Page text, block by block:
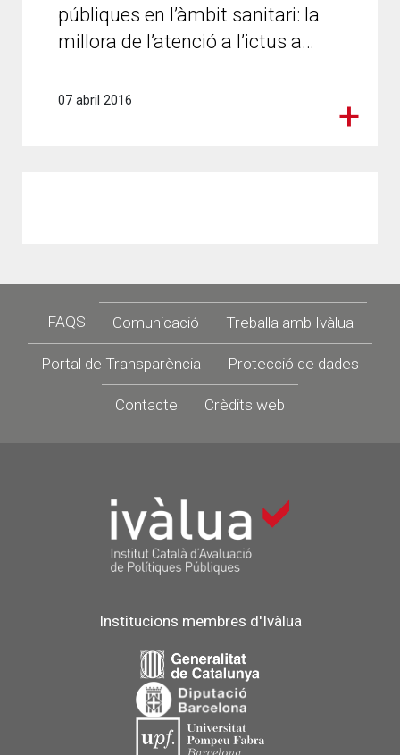
públiques en l’àmbit sanitari: la
millora de l’atenció a l’ictus a…
07 abril 2016
Footer
FAQS Comunicació Treballa amb Ivàlua
Portal de Transparència Protecció de dades
Contacte Crèdits web
Institucions membres d'Ivàlua